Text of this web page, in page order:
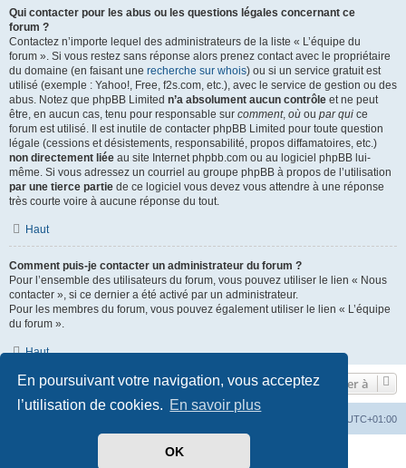
En poursuivant votre navigation, vous acceptez
l’utilisation de cookies. En savoir plus
OK
Qui contacter pour les abus ou les questions légales concernant ce
forum ?
Contactez n’importe lequel des administrateurs de la liste « L’équipe du
forum ». Si vous restez sans réponse alors prenez contact avec le propriétaire
du domaine (en faisant une recherche sur whois) ou si un service gratuit est
utilisé (exemple : Yahoo!, Free, f2s.com, etc.), avec le service de gestion ou des
abus. Notez que phpBB Limited n’a absolument aucun contrôle et ne peut
être, en aucun cas, tenu pour responsable sur comment, où ou par qui ce
forum est utilisé. Il est inutile de contacter phpBB Limited pour toute question
légale (cessions et désistements, responsabilité, propos diffamatoires, etc.)
non directement liée au site Internet phpbb.com ou au logiciel phpBB lui-
même. Si vous adressez un courriel au groupe phpBB à propos de l’utilisation
par une tierce partie de ce logiciel vous devez vous attendre à une réponse
très courte voire à aucune réponse du tout.
Haut
Comment puis-je contacter un administrateur du forum ?
Pour l’ensemble des utilisateurs du forum, vous pouvez utiliser le lien « Nous
contacter », si ce dernier a été activé par un administrateur.
Pour les membres du forum, vous pouvez également utiliser le lien « L’équipe
du forum ».
Haut
Aller à
UTC+01:00
phpBB ® Forum Software © phpBB Limited